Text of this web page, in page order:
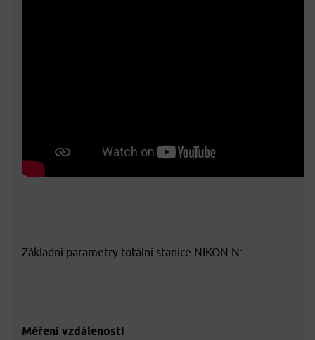
Základní parametry totální stanice NIKON N:
Měření vzdálenosti